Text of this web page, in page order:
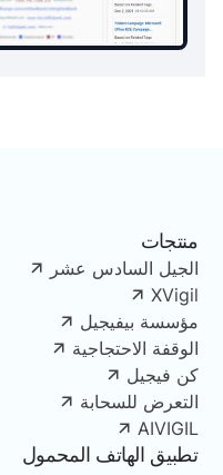
منتجات
الجيل السادس عشر
XVigil
مؤسسة بيفيجيل
الوقفة الاحتجاجية
كن فيجيل
التعرض للسحابة
AIVIGIL
تطبيق الهاتف المحمول